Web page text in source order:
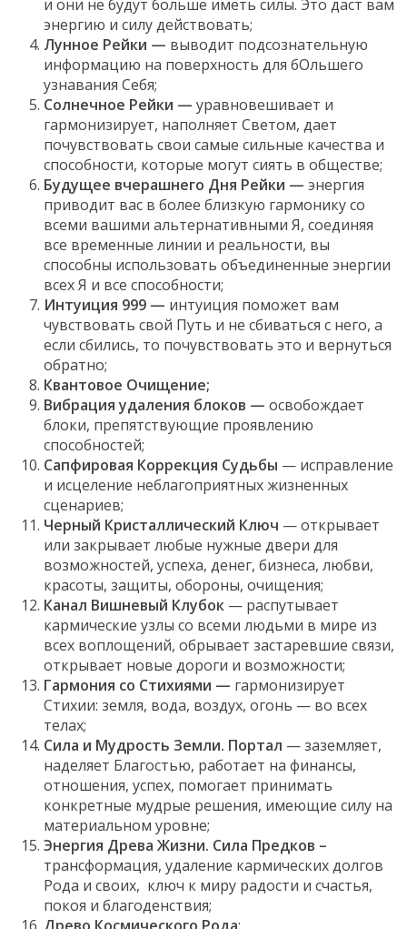
и они не будут больше иметь силы. Это даст вам
энергию и силу действовать;
Лунное Рейки — выводит подсознательную
информацию на поверхность для бОльшего
узнавания Себя;
Солнечное Рейки — уравновешивает и
гармонизирует, наполняет Светом, дает
почувствовать свои самые сильные качества и
способности, которые могут сиять в обществе;
Будущее вчерашнего Дня Рейки — энергия
приводит вас в более близкую гармонику со
всеми вашими альтернативными Я, соединяя
все временные линии и реальности, вы
способны использовать объединенные энергии
всех Я и все способности;
Интуиция 999 — интуиция поможет вам
чувствовать свой Путь и не сбиваться с него, а
если сбились, то почувствовать это и вернуться
обратно;
Квантовое Очищение;
Вибрация удаления блоков — освобождает
блоки, препятствующие проявлению
способностей;
Сапфировая Коррекция Судьбы — исправление
и исцеление неблагоприятных жизненных
сценариев;
Черный Кристаллический Ключ — открывает
или закрывает любые нужные двери для
возможностей, успеха, денег, бизнеса, любви,
красоты, защиты, обороны, очищения;
Канал Вишневый Клубок — распутывает
кармические узлы со всеми людьми в мире из
всех воплощений, обрывает застаревшие связи,
открывает новые дороги и возможности;
Гармония со Стихиями — гармонизирует
Стихии: земля, вода, воздух, огонь — во всех
телах;
Сила и Мудрость Земли. Портал — заземляет,
наделяет Благостью, работает на финансы,
отношения, успех, помогает принимать
конкретные мудрые решения, имеющие силу на
материальном уровне;
Энергия Древа Жизни. Сила Предков –
трансформация, удаление кармических долгов
Рода и своих, ключ к миру радости и счастья,
покоя и благоденствия;